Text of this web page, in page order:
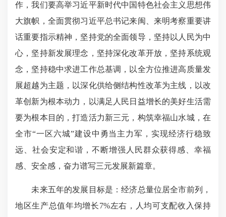
作，我们要高举习近平新时代中国特色社会主义思想伟
大旗帜，全面贯彻习近平总书记来闽、来明考察重要讲
话重要指示精神，坚持党的全面领导，坚持以人民为中
心，坚持新发展理念，坚持深化改革开放，坚持系统观
念，坚持稳中求进工作总基调，以全方位推进高质量发
展超越为主题，以深化供给侧结构性改革为主线，以改
革创新为根本动力，以满足人民日益增长的美好生活需
要为根本目的，打造活力新三元，构筑幸福山水城，在
全市“一区六城”建设中勇当主力军，实现经济行稳致
远、社会安定和谐，不断增强人民群众获得感、幸福
感、安全感，奋力谱写三元发展新篇章。
未来五年的发展目标是：经济总量位居全市前列，
地区生产总值年均增长7%左右，人均可支配收入保持